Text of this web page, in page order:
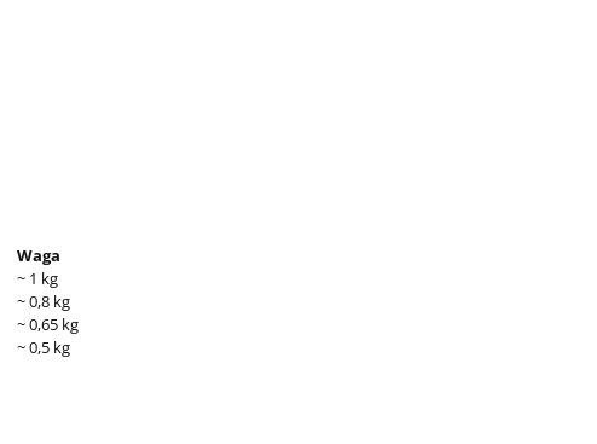
Waga
~ 1 kg
~ 0,8 kg
~ 0,65 kg
~ 0,5 kg